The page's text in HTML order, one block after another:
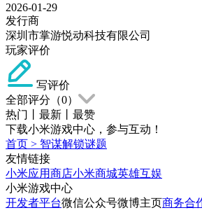
2026-01-29
发行商
深圳市掌游悦动科技有限公司
玩家评价
写评价
全部评分（0）
热门
最新
最赞
下载小米游戏中心，参与互动！
首页 > 智谋解锁谜题
友情链接
小米应用商店小米商城英雄互娱
小米游戏中心
开发者平台微信公众号微博主页商务合